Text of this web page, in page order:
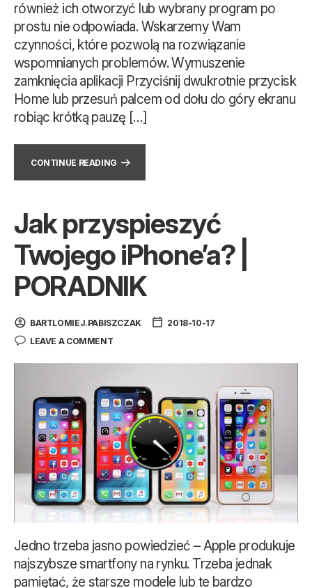
również ich otworzyć lub wybrany program po
prostu nie odpowiada. Wskarzemy Wam
czynności, które pozwolą na rozwiązanie
wspomnianych problemów. Wymuszenie
zamknięcia aplikacji Przyciśnij dwukrotnie przycisk
Home lub przesuń palcem od dołu do góry ekranu
robiąc krótką pauzę […]
CONTINUE READING
Jak przyspieszyć
Twojego iPhone’a? |
PORADNIK
BARTLOMIEJ.PABISZCZAK
2018-10-17
LEAVE A COMMENT
Jedno trzeba jasno powiedzieć – Apple produkuje
najszybsze smartfony na rynku. Trzeba jednak
pamiętać, że starsze modele lub te bardzo